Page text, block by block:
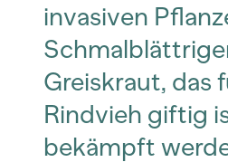
invasiven
Greiskraut, das
Rindvieh giftig
bekämpft